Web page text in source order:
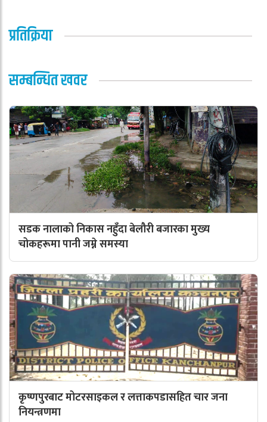
प्रतिक्रिया
सम्बन्धित खवर
सडक नालाको निकास नहुँदा बेलौरी बजारका मुख्य
चोकहरूमा पानी जम्ने समस्या
कृष्णपुरबाट मोटरसाइकल र लत्ताकपडासहित चार जना
नियन्त्रणमा